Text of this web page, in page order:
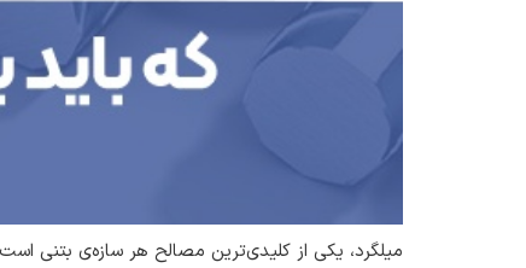
میلگرد، یکی از کلیدی‌ترین مصالح هر سازه‌ی بتنی